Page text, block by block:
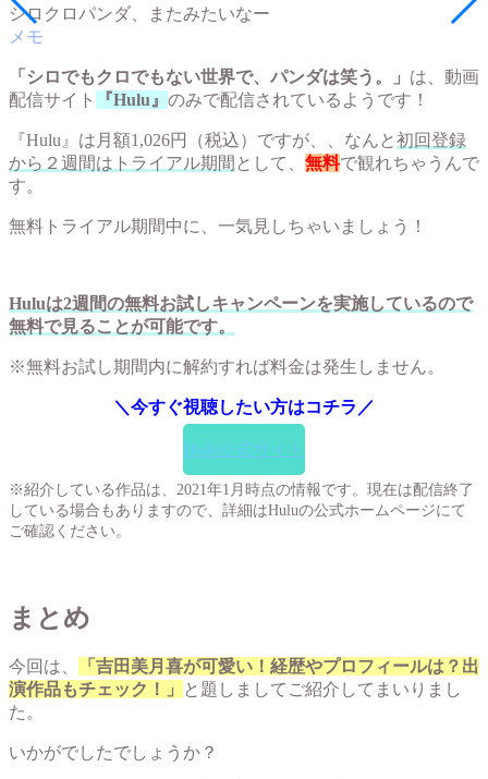
シロクロパンダ、またみたいなー
「シロでもクロでもない世界で、パンダは笑う。」 は、動画
配信サイト
『Hulu』 のみで配信されているようです！
『Hulu』は月額1,026円（税込）ですが、、なんと初回登録
から２週間はトライアル期間 として、 無料で観れちゃうんで
す。
無料トライアル期間中に、一気見しちゃいましょう！
Huluは2週間の無料お試しキャンペーンを実施しているので
無料で見ることが可能です。
※無料お試し期間内に解約すれば料金は発生しません。
＼今すぐ視聴したい方はコチラ／
↓↓↓
Hulu公式サイト
※紹介している作品は、2021年1月時点の情報です。現在は配信終了
している場合もありますので、詳細はHuluの公式ホームページにて
ご確認ください。
まとめ
今回は、
「吉田美月喜が可愛い！経歴やプロフィールは？出
演作品もチェック！」
と題しましてご紹介してまいりまし
た。
いかがでしたでしょうか？